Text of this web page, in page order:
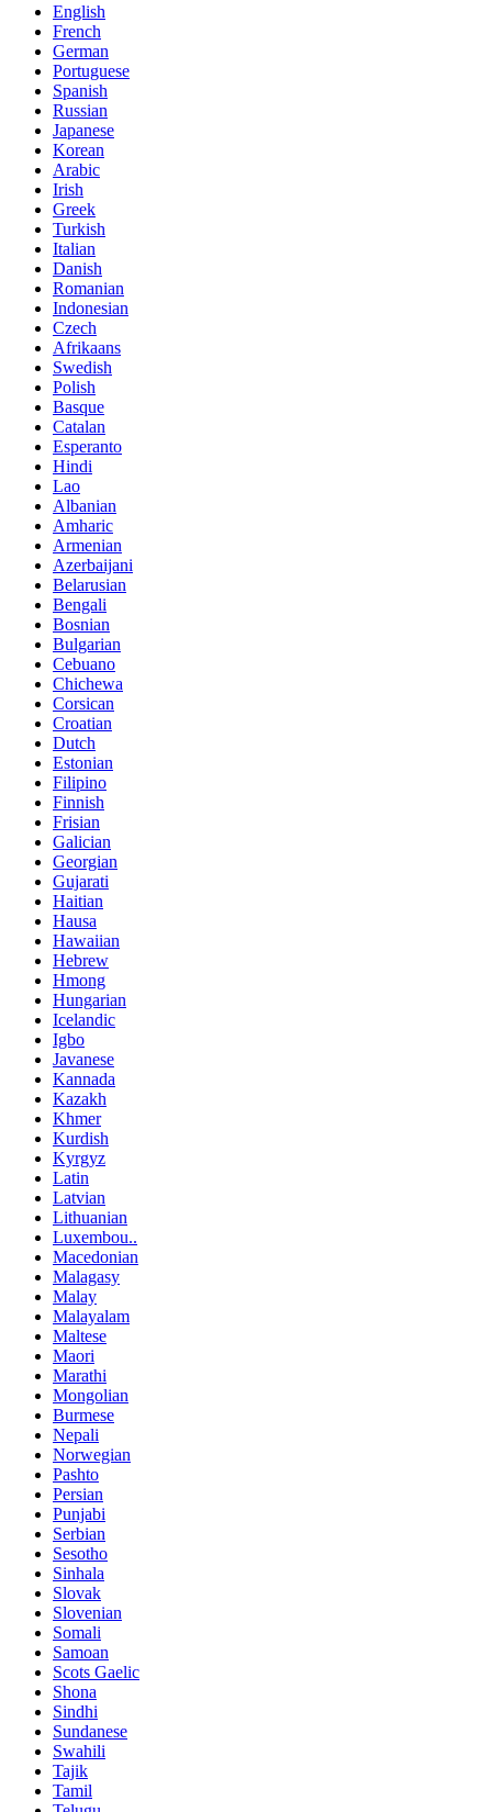
English
French
German
Portuguese
Spanish
Russian
Japanese
Korean
Arabic
Irish
Greek
Turkish
Italian
Danish
Romanian
Indonesian
Czech
Afrikaans
Swedish
Polish
Basque
Catalan
Esperanto
Hindi
Lao
Albanian
Amharic
Armenian
Azerbaijani
Belarusian
Bengali
Bosnian
Bulgarian
Cebuano
Chichewa
Corsican
Croatian
Dutch
Estonian
Filipino
Finnish
Frisian
Galician
Georgian
Gujarati
Haitian
Hausa
Hawaiian
Hebrew
Hmong
Hungarian
Icelandic
Igbo
Javanese
Kannada
Kazakh
Khmer
Kurdish
Kyrgyz
Latin
Latvian
Lithuanian
Luxembou..
Macedonian
Malagasy
Malay
Malayalam
Maltese
Maori
Marathi
Mongolian
Burmese
Nepali
Norwegian
Pashto
Persian
Punjabi
Serbian
Sesotho
Sinhala
Slovak
Slovenian
Somali
Samoan
Scots Gaelic
Shona
Sindhi
Sundanese
Swahili
Tajik
Tamil